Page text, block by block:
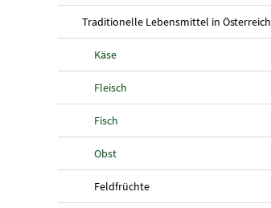
Traditionelle Lebensmittel in Österreich
Käse
Fleisch
Fisch
Obst
Feldfrüchte(aktuelle Seite)